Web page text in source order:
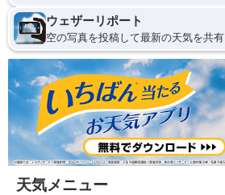
ウェザーリポート
空の写真を投稿して最新の天気を共有
天気メニュー